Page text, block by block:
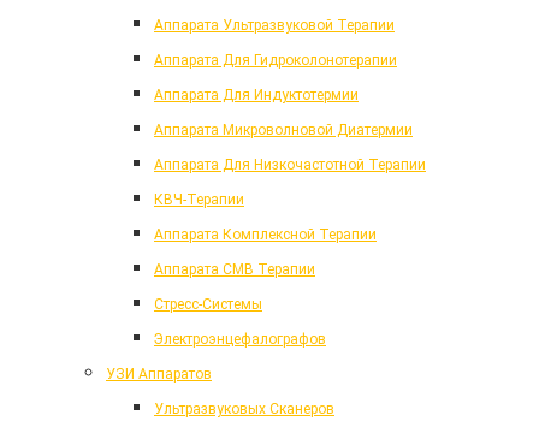
Аппарата Ультразвуковой Терапии
Аппарата Для Гидроколонотерапии
Аппарата Для Индуктотермии
Аппарата Микроволновой Диатермии
Аппарата Для Низкочастотной Терапии
КВЧ-Терапии
Аппарата Комплексной Терапии
Аппарата СМВ Терапии
Стресс-Системы
Электроэнцефалографов
УЗИ Аппаратов
Ультразвуковых Сканеров